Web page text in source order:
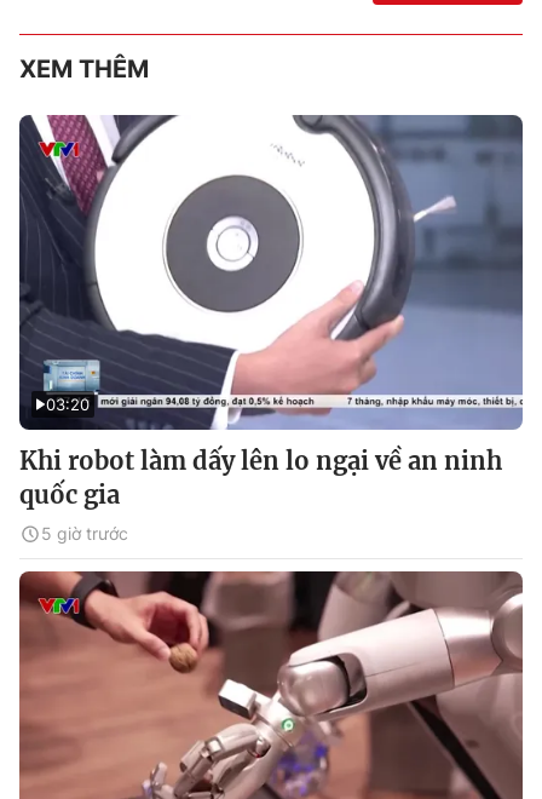
XEM THÊM
03:20
Khi robot làm dấy lên lo ngại về an ninh
quốc gia
5 giờ trước